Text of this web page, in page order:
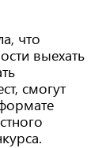
что
выехать
смогут